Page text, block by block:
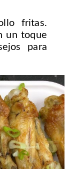
fritas.
un toque
para